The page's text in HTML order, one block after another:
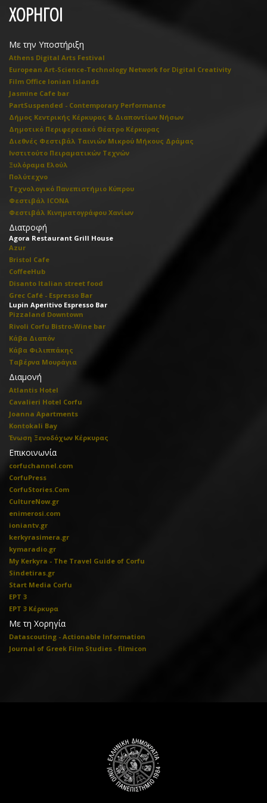
ΧΟΡΗΓΟΙ
Με την Υποστήριξη
Athens Digital Arts Festival
European Art-Science-Technology Network for Digital Creativity
Film Office Ionian Islands
Jasmine Cafe bar
PartSuspended - Contemporary Performance
Δήμος Κεντρικής Κέρκυρας & Διαποντίων Νήσων
Δημοτικό Περιφερειακό Θέατρο Κέρκυρας
Διεθνές Φεστιβάλ Ταινιών Μικρού Μήκους Δράμας
Ινστιτούτο Πειραματικών Τεχνών
Ξυλόραμα Ελούλ
Πολύτεχνο
Τεχνολογικό Πανεπιστήμιο Κύπρου
Φεστιβάλ ICONA
Φεστιβάλ Κινηματογράφου Χανίων
Διατροφή
Agora Restaurant Grill House
Azur
Bristol Cafe
CoffeeHub
Disanto Italian street food
Grec Café - Espresso Bar
Lupin Aperitivo Espresso Bar
Pizzaland Downtown
Rivoli Corfu Bistro-Wine bar
Κάβα Διαπόν
Κάβα Φιλιππάκης
Ταβέρνα Μουράγια
Διαμονή
Atlantis Hotel
Cavalieri Hotel Corfu
Joanna Apartments
Kontokali Bay
Ένωση Ξενοδόχων Κέρκυρας
Επικοινωνία
corfuchannel.com
CorfuPress
CorfuStories.Com
CultureNow.gr
enimerosi.com
ioniantv.gr
kerkyrasimera.gr
kymaradio.gr
My Kerkyra - The Travel Guide of Corfu
Sindetiras.gr
Start Media Corfu
ΕΡΤ 3
ΕΡΤ 3 Κέρκυρα
Με τη Χορηγία
Datascouting - Actionable Information
Journal of Greek Film Studies - filmicon